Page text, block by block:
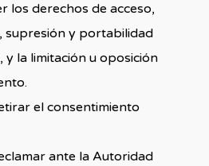
los derechos de acceso,
supresión y portabilidad
y la limitación u oposición
el consentimiento
ante la Autoridad